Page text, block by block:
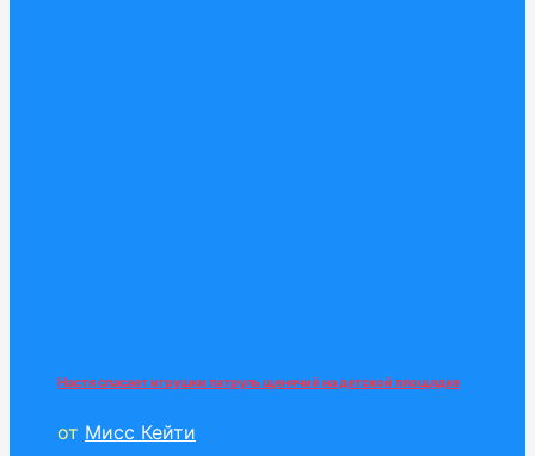
Настя спасает игрушки патруль щенячий на детской площадке
от Мисс Кейти